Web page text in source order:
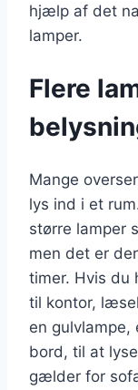
hjælp af det
lamper.
Flere
Mange
lys ind i et
større lamper
men det er
timer. Hvis du
til kontor,
en gulvlampe,
bord, til at
gælder for